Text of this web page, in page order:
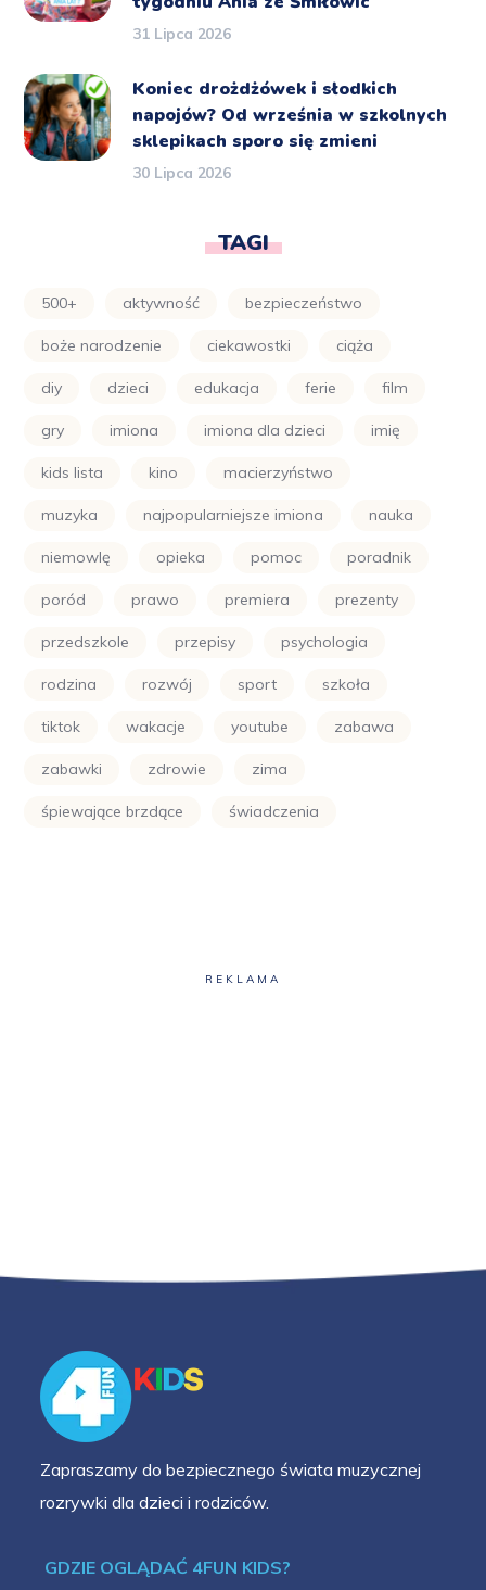
31 Lipca 2026
Koniec drożdżówek i słodkich
napojów? Od września w szkolnych
sklepikach sporo się zmieni
30 Lipca 2026
TAGI
500+ aktywność bezpieczeństwo
boże narodzenie ciekawostki ciąża
diy dzieci edukacja ferie film
gry imiona imiona dla dzieci imię
kids lista kino macierzyństwo
muzyka najpopularniejsze imiona nauka
niemowlę opieka pomoc poradnik
poród prawo premiera prezenty
przedszkole przepisy psychologia
rodzina rozwój sport szkoła
tiktok wakacje youtube zabawa
zabawki zdrowie zima
śpiewające brzdące świadczenia
REKLAMA
Zapraszamy do bezpiecznego świata muzycznej
rozrywki dla dzieci i rodziców.
GDZIE OGLĄDAĆ 4FUN KIDS?